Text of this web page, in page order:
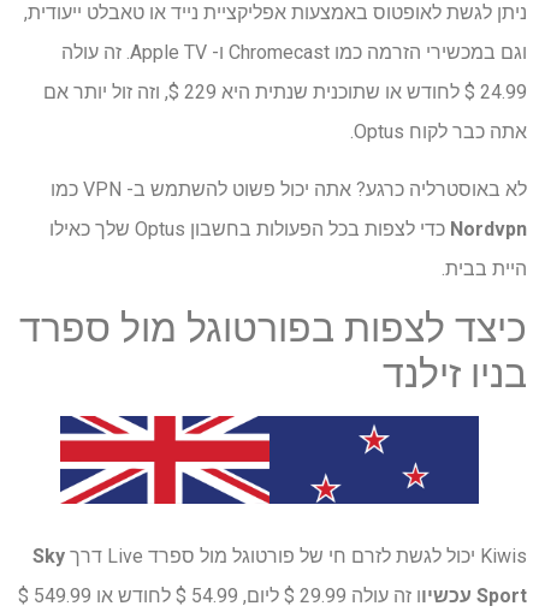
ניתן לגשת לאופטוס באמצעות אפליקציית נייד או טאבלט ייעודית,
וגם במכשירי הזרמה כמו Chromecast ו- Apple TV. זה עולה
24.99 $ לחודש או שתוכנית שנתית היא 229 $, וזה זול יותר אם
אתה כבר לקוח Optus.
לא באוסטרליה כרגע? אתה יכול פשוט להשתמש ב- VPN כמו
Nordvpn
כדי לצפות בכל הפעולות בחשבון Optus שלך כאילו
היית בבית.
כיצד לצפות בפורטוגל מול ספרד
בניו זילנד
Kiwis יכול לגשת לזרם חי של פורטוגל מול ספרד Live דרך
Sky
Sport עכשיו
ו זה עולה 29.99 $ ליום, 54.99 $ לחודש או 549.99 $